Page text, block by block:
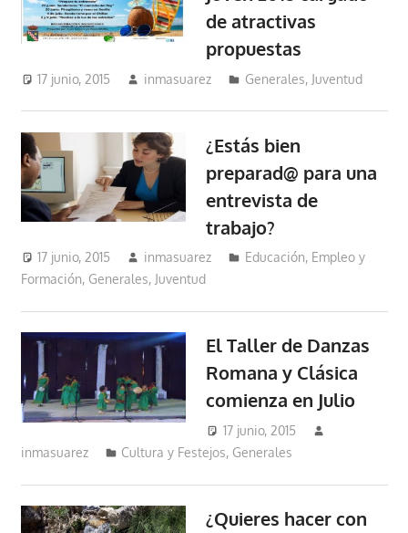
de atractivas
propuestas
17 junio, 2015 inmasuarez Generales, Juventud
¿Estás bien
preparad@ para una
entrevista de
trabajo?
17 junio, 2015 inmasuarez
Educación, Empleo y
Formación, Generales, Juventud
El Taller de Danzas
Romana y Clásica
comienza en Julio
17 junio, 2015
inmasuarez
Cultura y Festejos, Generales
¿Quieres hacer con